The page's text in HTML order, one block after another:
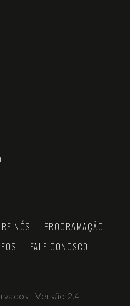
NÓS
PROGRAMAÇÃO
FALE CONOSCO
- Versão 2.4